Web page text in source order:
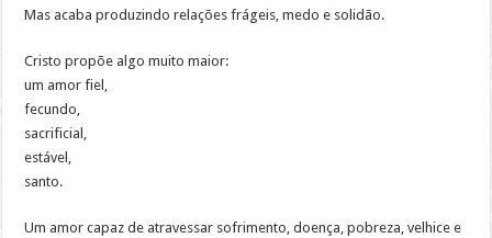
Mas acaba produzindo relações frágeis, medo e solidão.
Cristo propõe algo muito maior:
um amor fiel,
fecundo,
sacrificial,
estável,
santo.
Um amor capaz de atravessar sofrimento, doença, pobreza, velhice e